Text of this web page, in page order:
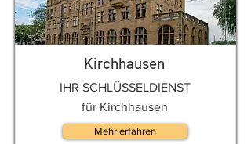
Kirchhausen
IHR SCHLÜSSELDIENST
für Kirchhausen
Mehr erfahren